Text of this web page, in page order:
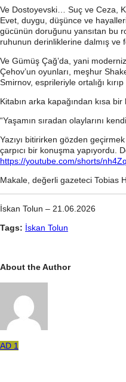
Ve Dostoyevski… Suç ve Ceza,
Evet, duygu, düşünce ve
gücünün doruğunu yansıtan bu
ruhunun derinliklerine dalmış ve
Ve Gümüş Çağ’da, yani
Çehov’un oyunları, meşhur
Smirnov, esprileriyle ortalığı
Kitabın arka kapağından kısa bir
“Yaşamın sıradan olaylarını
Yazıyı bitirirken gözden
çarpıcı bir konuşma yapıyordu.
https://youtube.com/shorts/
Makale, değerli gazeteci Tobias
İskan Tolun – 21.06.2026
Tags: İskan Tolun
About the Author
AD 1